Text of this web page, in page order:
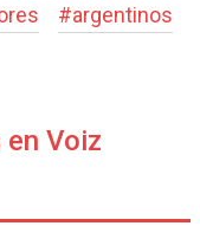
#argentinos
Voiz